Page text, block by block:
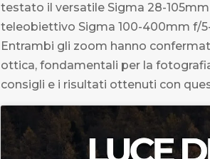
testato il versatile Sigma 28-
teleobiettivo Sigma 100-400mm f/
Entrambi gli zoom hanno
ottica, fondamentali per la
consigli e i risultati ottenuti con